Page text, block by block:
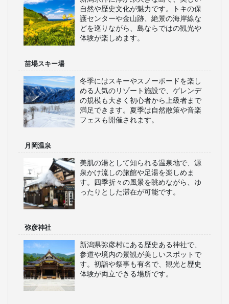
自然や歴史文化が魅力です。トキの保
護センターや金山跡、絶景の海岸線な
どを巡りながら、島ならではの観光や
体験が楽しめます。
苗場スキー場
冬季にはスキーやスノーボードを楽し
める人気のリゾート施設で、ゲレンデ
の規模も大きく初心者から上級者まで
満足できます。夏季は自然散策や音楽
フェスも開催されます。
月岡温泉
美肌の湯として知られる温泉地で、源
泉かけ流しの旅館や足湯を楽しめま
す。四季折々の風景を眺めながら、ゆ
ったりとした滞在が可能です。
弥彦神社
新潟県弥彦村にある歴史ある神社で、
参道や境内の景観が美しいスポットで
す。初詣や祭事も有名で、観光と歴史
体験が両立できる場所です。